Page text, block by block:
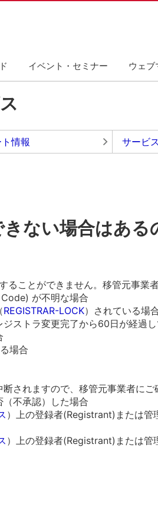
イベント・セミナー ウェブ
情報 サービ
ない場合はある
ことができません。移管元事業
が不明な場合
REGISTRAR-LOCK）されている場
ストラ変更完了から60日が経過
場合
されますので、移管元事業者に
（不承認）した場合
）上の登録者(Registrant)または
）上の登録者(Registrant)または